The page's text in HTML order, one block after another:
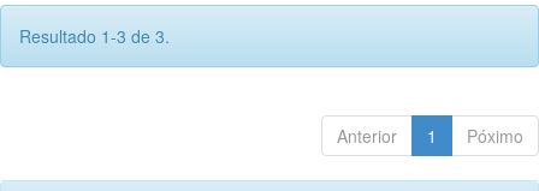
Resultado 1-3 de 3.
Anterior 1 Póximo